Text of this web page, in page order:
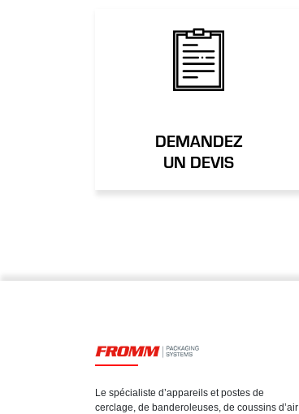
DEMANDEZ
UN DEVIS
Le spécialiste d’appareils et postes de
cerclage, de banderoleuses, de coussins d’air